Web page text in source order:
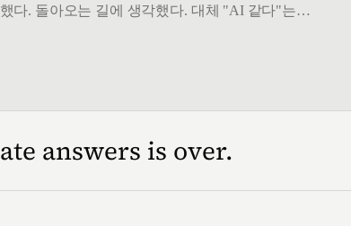
다. 돌아오는 길에 생각했다. 대체 "AI 같다"는…
answers is over.